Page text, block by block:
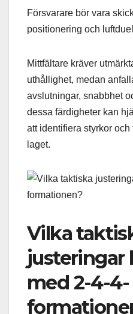
Försvarare bör vara
positionering och
Mittfältare kräver
uthållighet, medan
avslutningar, snabbhet
dessa färdigheter kan
att identifiera styrkor
laget.
Vilka
justeringar
med 2-4-4-